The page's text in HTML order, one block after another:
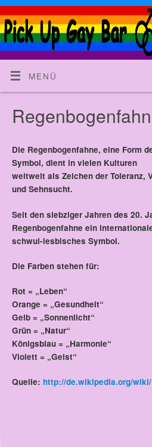
MENÜ
Die Regenbogenfahne, eine Form
Symbol, dient in vielen Kulturen
weltweit als Zeichen der Toleranz,
und Sehnsucht.
Seit den siebziger Jahren des 20.
Regenbogenfahne ein
schwul-lesbisches Symbol.
Die Farben stehen für:
Rot = „Leben“
Orange = „Gesundheit“
Gelb = „Sonnenlicht“
Grün = „Natur“
Königsblau = „Harmonie“
Violett = „Geist“
Quelle:http://de.wikipedia.org/